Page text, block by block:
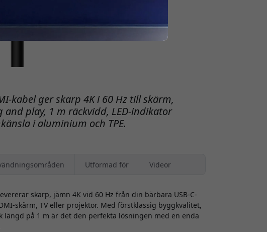
kabel ger skarp 4K i 60 Hz till skärm,
and play, 1 m räckvidd, LED-indikator
i aluminium och TPE.
Utformad för Videor
skarp, jämn 4K vid 60 Hz från din bärbara USB-C-
skärm, TV eller projektor. Med förstklassig byggkvalitet,
på 1 m är det den perfekta lösningen med en enda